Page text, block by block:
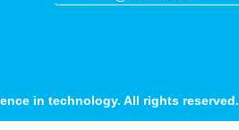
in technology. All rights reserved.